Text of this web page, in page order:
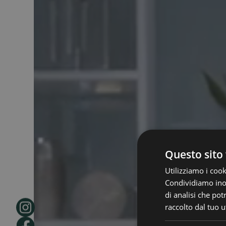
Questo
Utilizziamo i
Condividiamo
di analisi che
raccolto dal tuo